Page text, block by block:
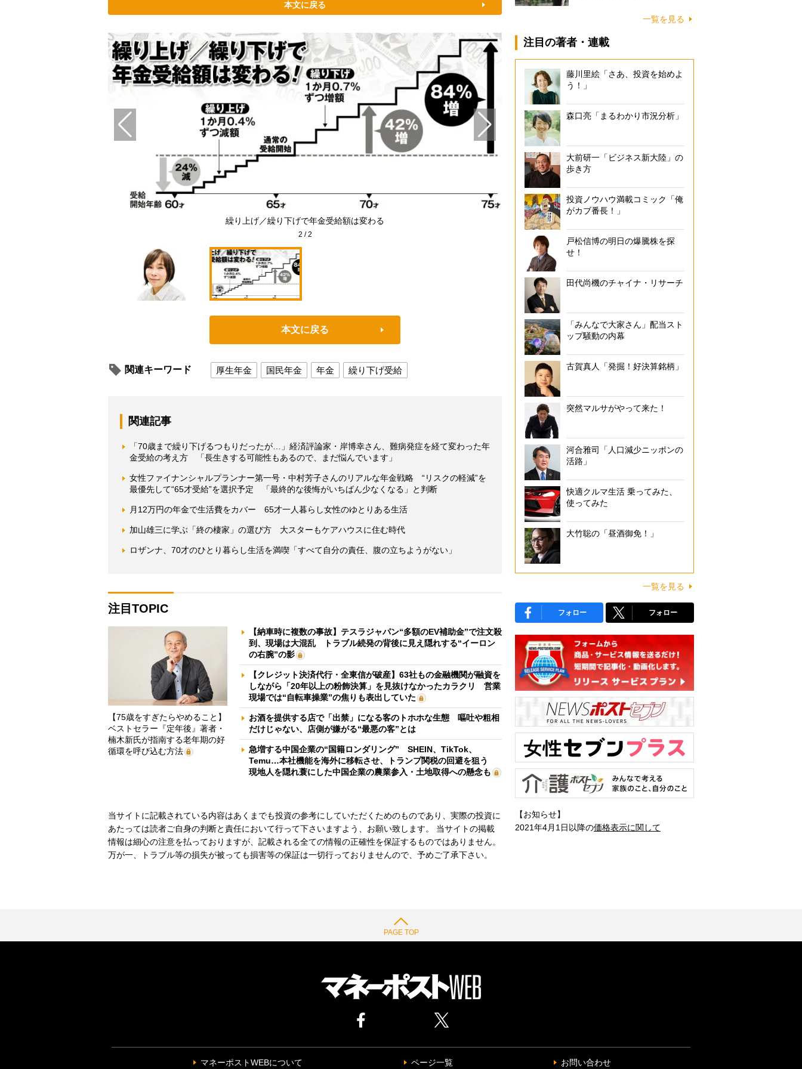
本文に戻る
繰り上げ／繰り下げで年金受給額は変わる
2 /2
本文に戻る
関連キーワード 厚生年金 国民年金 年金 繰り下げ受給
関連記事
「70歳まで繰り下げるつもりだったが…」経済評論家・岸博幸さん、難病発症を経て変わった年
金受給の考え方 「長生きする可能性もあるので、まだ悩んでいます」
女性ファイナンシャルプランナー第一号・中村芳子さんのリアルな年金戦略 “リスクの軽減”を
最優先して“65才受給”を選択予定 「最終的な後悔がいちばん少なくなる」と判断
月12万円の年金で生活費をカバー 65才一人暮らし女性のゆとりある生活
加山雄三に学ぶ「終の棲家」の選び方 大スターもケアハウスに住む時代
ロザンナ、70才のひとり暮らし生活を満喫「すべて自分の責任、腹の立ちようがない」
注目TOPIC
【75歳をすぎたらやめること】
ベストセラー『定年後』著者・
楠木新氏が指南する老年期の好
循環を呼び込む方法
【納車時に複数の事故】テスラジャパン“多額のEV補助金”で注文殺
到、現場は大混乱 トラブル続発の背後に見え隠れする“イーロン
の右腕”の影
【クレジット決済代行・全東信が破産】63社もの金融機関が融資を
しながら「20年以上の粉飾決算」を見抜けなかったカラクリ 営業
現場では“自転車操業”の焦りも表出していた
お酒を提供する店で「出禁」になる客のトホホな生態 嘔吐や粗相
だけじゃない、店側が嫌がる“最悪の客”とは
急増する中国企業の“国籍ロンダリング” SHEIN、TikTok、
Temu…本社機能を海外に移転させ、トランプ関税の回避を狙う
現地人を隠れ蓑にした中国企業の農業参入・土地取得への懸念も
当サイトに記載されている内容はあくまでも投資の参考にしていただくためのものであり、実際の投資に
あたっては読者ご自身の判断と責任において行って下さいますよう、お願い致します。 当サイトの掲載
情報は細心の注意を払っておりますが、記載される全ての情報の正確性を保証するものではありません。
万が一、トラブル等の損失が被っても損害等の保証は一切行っておりませんので、予めご了承下さい。
一覧を見る
注目の著者・連載
藤川里絵「さあ、投資を始めよ
う！」
森口亮「まるわかり市況分析」
大前研一「ビジネス新大陸」の
歩き方
投資ノウハウ満載コミック「俺
がカブ番長！」
戸松信博の明日の爆騰株を探
せ！
田代尚機のチャイナ・リサーチ
「みんなで大家さん」配当スト
ップ騒動の内幕
古賀真人「発掘！好決算銘柄」
突然マルサがやって来た！
河合雅司「人口減少ニッポンの
活路」
快適クルマ生活 乗ってみた、
使ってみた
大竹聡の「昼酒御免！」
一覧を見る
フォロー フォロー
【お知らせ】
2021年4月1日以降の価格表示に関して
PAGE TOP
マネーポストWEBについて ページ一覧 お問い合わせ